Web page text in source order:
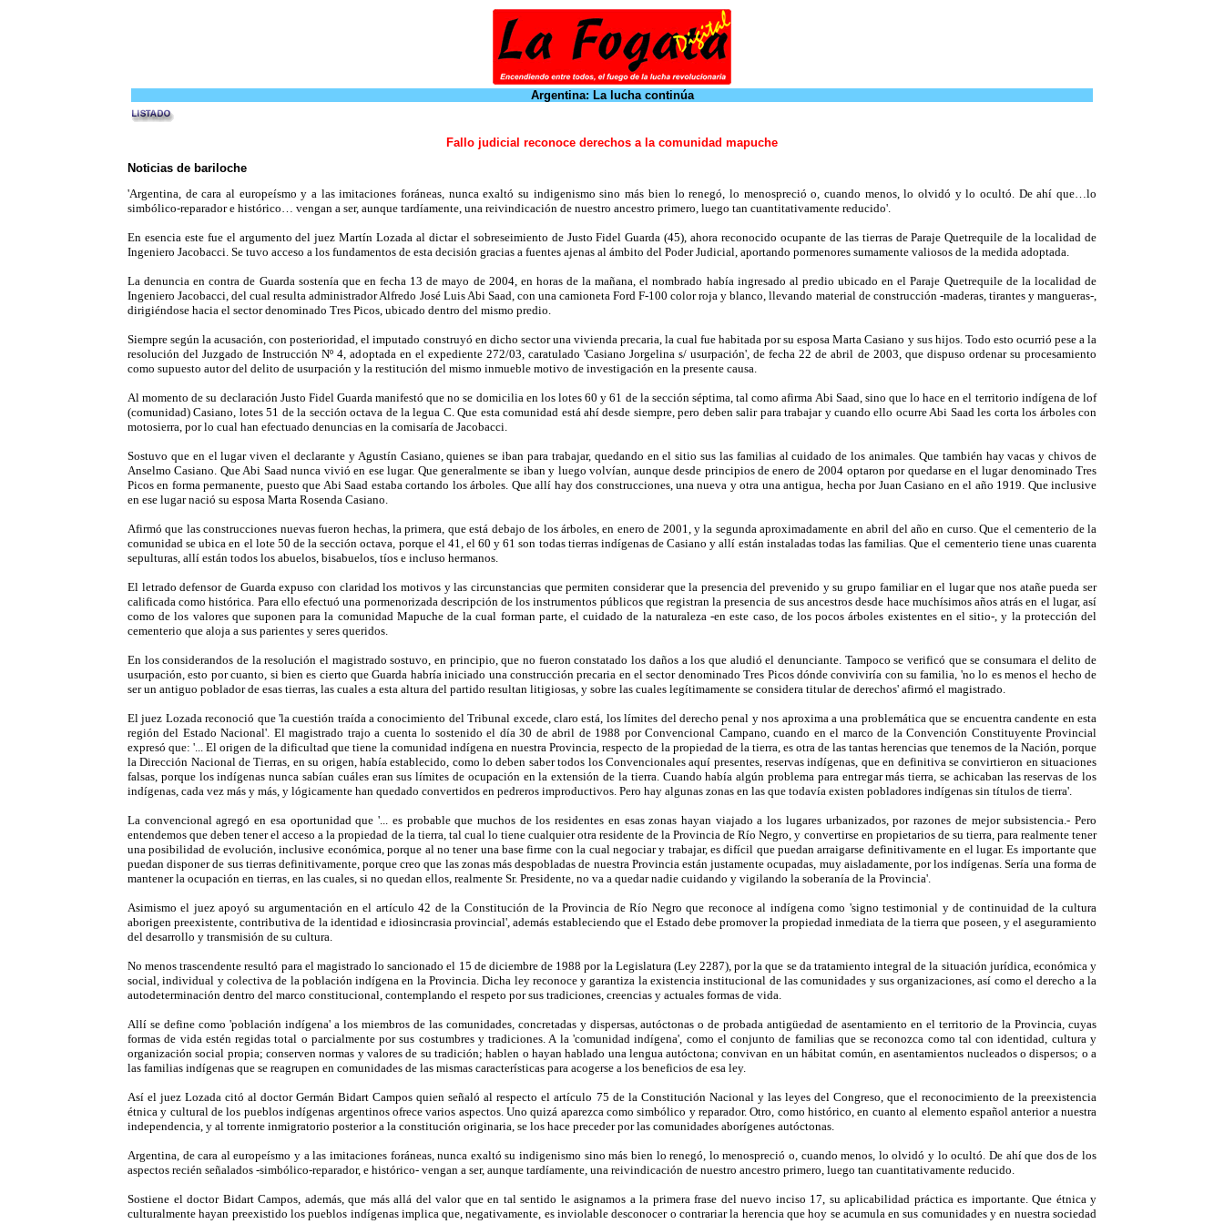
Argentina: La lucha continúa
Fallo judicial reconoce derechos a la comunidad mapuche
Noticias de bariloche
'Argentina, de cara al europeísmo y a las imitaciones foráneas, nunca exaltó su indigenismo sino más bien lo renegó, lo menospreció o, cuando menos, lo olvidó y lo ocultó. De ahí que…lo
simbólico-reparador e histórico… vengan a ser, aunque tardíamente, una reivindicación de nuestro ancestro primero, luego tan cuantitativamente reducido'.
En esencia este fue el argumento del juez Martín Lozada al dictar el sobreseimiento de Justo Fidel Guarda (45), ahora reconocido ocupante de las tierras de Paraje Quetrequile de la localidad de
Ingeniero Jacobacci. Se tuvo acceso a los fundamentos de esta decisión gracias a fuentes ajenas al ámbito del Poder Judicial, aportando pormenores sumamente valiosos de la medida adoptada.
La denuncia en contra de Guarda sostenía que en fecha 13 de mayo de 2004, en horas de la mañana, el nombrado había ingresado al predio ubicado en el Paraje Quetrequile de la localidad de
Ingeniero Jacobacci, del cual resulta administrador Alfredo José Luis Abi Saad, con una camioneta Ford F-100 color roja y blanco, llevando material de construcción -maderas, tirantes y mangueras-,
dirigiéndose hacia el sector denominado Tres Picos, ubicado dentro del mismo predio.
Siempre según la acusación, con posterioridad, el imputado construyó en dicho sector una vivienda precaria, la cual fue habitada por su esposa Marta Casiano y sus hijos. Todo esto ocurrió pese a la
resolución del Juzgado de Instrucción Nº 4, adoptada en el expediente 272/03, caratulado 'Casiano Jorgelina s/ usurpación', de fecha 22 de abril de 2003, que dispuso ordenar su procesamiento
como supuesto autor del delito de usurpación y la restitución del mismo inmueble motivo de investigación en la presente causa.
Al momento de su declaración Justo Fidel Guarda manifestó que no se domicilia en los lotes 60 y 61 de la sección séptima, tal como afirma Abi Saad, sino que lo hace en el territorio indígena de lof
(comunidad) Casiano, lotes 51 de la sección octava de la legua C. Que esta comunidad está ahí desde siempre, pero deben salir para trabajar y cuando ello ocurre Abi Saad les corta los árboles con
motosierra, por lo cual han efectuado denuncias en la comisaría de Jacobacci.
Sostuvo que en el lugar viven el declarante y Agustín Casiano, quienes se iban para trabajar, quedando en el sitio sus las familias al cuidado de los animales. Que también hay vacas y chivos de
Anselmo Casiano. Que Abi Saad nunca vivió en ese lugar. Que generalmente se iban y luego volvían, aunque desde principios de enero de 2004 optaron por quedarse en el lugar denominado Tres
Picos en forma permanente, puesto que Abi Saad estaba cortando los árboles. Que allí hay dos construcciones, una nueva y otra una antigua, hecha por Juan Casiano en el año 1919. Que inclusive
en ese lugar nació su esposa Marta Rosenda Casiano.
Afirmó que las construcciones nuevas fueron hechas, la primera, que está debajo de los árboles, en enero de 2001, y la segunda aproximadamente en abril del año en curso. Que el cementerio de la
comunidad se ubica en el lote 50 de la sección octava, porque el 41, el 60 y 61 son todas tierras indígenas de Casiano y allí están instaladas todas las familias. Que el cementerio tiene unas cuarenta
sepulturas, allí están todos los abuelos, bisabuelos, tíos e incluso hermanos.
El letrado defensor de Guarda expuso con claridad los motivos y las circunstancias que permiten considerar que la presencia del prevenido y su grupo familiar en el lugar que nos atañe pueda ser
calificada como histórica. Para ello efectuó una pormenorizada descripción de los instrumentos públicos que registran la presencia de sus ancestros desde hace muchísimos años atrás en el lugar, así
como de los valores que suponen para la comunidad Mapuche de la cual forman parte, el cuidado de la naturaleza -en este caso, de los pocos árboles existentes en el sitio-, y la protección del
cementerio que aloja a sus parientes y seres queridos.
En los considerandos de la resolución el magistrado sostuvo, en principio, que no fueron constatado los daños a los que aludió el denunciante. Tampoco se verificó que se consumara el delito de
usurpación, esto por cuanto, si bien es cierto que Guarda habría iniciado una construcción precaria en el sector denominado Tres Picos dónde conviviría con su familia, 'no lo es menos el hecho de
ser un antiguo poblador de esas tierras, las cuales a esta altura del partido resultan litigiosas, y sobre las cuales legítimamente se considera titular de derechos' afirmó el magistrado.
El juez Lozada reconoció que 'la cuestión traída a conocimiento del Tribunal excede, claro está, los límites del derecho penal y nos aproxima a una problemática que se encuentra candente en esta
región del Estado Nacional'. El magistrado trajo a cuenta lo sostenido el día 30 de abril de 1988 por Convencional Campano, cuando en el marco de la Convención Constituyente Provincial
expresó que: '... El origen de la dificultad que tiene la comunidad indígena en nuestra Provincia, respecto de la propiedad de la tierra, es otra de las tantas herencias que tenemos de la Nación, porque
la Dirección Nacional de Tierras, en su origen, había establecido, como lo deben saber todos los Convencionales aquí presentes, reservas indígenas, que en definitiva se convirtieron en situaciones
falsas, porque los indígenas nunca sabían cuáles eran sus límites de ocupación en la extensión de la tierra. Cuando había algún problema para entregar más tierra, se achicaban las reservas de los
indígenas, cada vez más y más, y lógicamente han quedado convertidos en pedreros improductivos. Pero hay algunas zonas en las que todavía existen pobladores indígenas sin títulos de tierra'.
La convencional agregó en esa oportunidad que '... es probable que muchos de los residentes en esas zonas hayan viajado a los lugares urbanizados, por razones de mejor subsistencia.- Pero
entendemos que deben tener el acceso a la propiedad de la tierra, tal cual lo tiene cualquier otra residente de la Provincia de Río Negro, y convertirse en propietarios de su tierra, para realmente tener
una posibilidad de evolución, inclusive económica, porque al no tener una base firme con la cual negociar y trabajar, es difícil que puedan arraigarse definitivamente en el lugar. Es importante que
puedan disponer de sus tierras definitivamente, porque creo que las zonas más despobladas de nuestra Provincia están justamente ocupadas, muy aisladamente, por los indígenas. Sería una forma de
mantener la ocupación en tierras, en las cuales, si no quedan ellos, realmente Sr. Presidente, no va a quedar nadie cuidando y vigilando la soberanía de la Provincia'.
Asimismo el juez apoyó su argumentación en el artículo 42 de la Constitución de la Provincia de Río Negro que reconoce al indígena como 'signo testimonial y de continuidad de la cultura
aborigen preexistente, contributiva de la identidad e idiosincrasia provincial', además estableciendo que el Estado debe promover la propiedad inmediata de la tierra que poseen, y el aseguramiento
del desarrollo y transmisión de su cultura.
No menos trascendente resultó para el magistrado lo sancionado el 15 de diciembre de 1988 por la Legislatura (Ley 2287), por la que se da tratamiento integral de la situación jurídica, económica y
social, individual y colectiva de la población indígena en la Provincia. Dicha ley reconoce y garantiza la existencia institucional de las comunidades y sus organizaciones, así como el derecho a la
autodeterminación dentro del marco constitucional, contemplando el respeto por sus tradiciones, creencias y actuales formas de vida.
Allí se define como 'población indígena' a los miembros de las comunidades, concretadas y dispersas, autóctonas o de probada antigüedad de asentamiento en el territorio de la Provincia, cuyas
formas de vida estén regidas total o parcialmente por sus costumbres y tradiciones. A la 'comunidad indígena', como el conjunto de familias que se reconozca como tal con identidad, cultura y
organización social propia; conserven normas y valores de su tradición; hablen o hayan hablado una lengua autóctona; convivan en un hábitat común, en asentamientos nucleados o dispersos; o a
las familias indígenas que se reagrupen en comunidades de las mismas características para acogerse a los beneficios de esa ley.
Así el juez Lozada citó al doctor Germán Bidart Campos quien señaló al respecto el artículo 75 de la Constitución Nacional y las leyes del Congreso, que el reconocimiento de la preexistencia
étnica y cultural de los pueblos indígenas argentinos ofrece varios aspectos. Uno quizá aparezca como simbólico y reparador. Otro, como histórico, en cuanto al elemento español anterior a nuestra
independencia, y al torrente inmigratorio posterior a la constitución originaria, se los hace preceder por las comunidades aborígenes autóctonas.
Argentina, de cara al europeísmo y a las imitaciones foráneas, nunca exaltó su indigenismo sino más bien lo renegó, lo menospreció o, cuando menos, lo olvidó y lo ocultó. De ahí que dos de los
aspectos recién señalados -simbólico-reparador, e histórico- vengan a ser, aunque tardíamente, una reivindicación de nuestro ancestro primero, luego tan cuantitativamente reducido.
Sostiene el doctor Bidart Campos, además, que más allá del valor que en tal sentido le asignamos a la primera frase del nuevo inciso 17, su aplicabilidad práctica es importante. Que étnica y
culturalmente hayan preexistido los pueblos indígenas implica que, negativamente, es inviolable desconocer o contrariar la herencia que hoy se acumula en sus comunidades y en nuestra sociedad